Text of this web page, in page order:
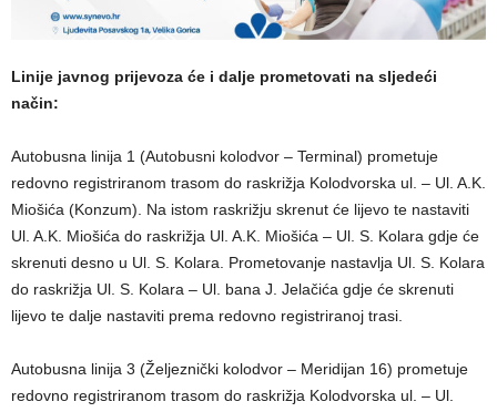
Linije javnog prijevoza će i dalje prometovati na sljedeći
način:
Autobusna linija 1 (Autobusni kolodvor – Terminal) prometuje
redovno registriranom trasom do raskrižja Kolodvorska ul. – Ul. A.K.
Miošića (Konzum). Na istom raskrižju skrenut će lijevo te nastaviti
Ul. A.K. Miošića do raskrižja Ul. A.K. Miošića – Ul. S. Kolara gdje će
skrenuti desno u Ul. S. Kolara. Prometovanje nastavlja Ul. S. Kolara
do raskrižja Ul. S. Kolara – Ul. bana J. Jelačića gdje će skrenuti
lijevo te dalje nastaviti prema redovno registriranoj trasi.
Autobusna linija 3 (Željeznički kolodvor – Meridijan 16) prometuje
redovno registriranom trasom do raskrižja Kolodvorska ul. – Ul.